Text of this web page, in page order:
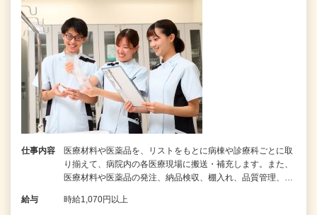
仕事内容
医療材料や医薬品を、リストをもとに病棟や診療科ごとに取
り揃えて、病院内の各医療現場に搬送・補充します。また、
医療材料や医薬品の発注、納品検収、棚入れ、品質管理、…
給与 時給1,070円以上